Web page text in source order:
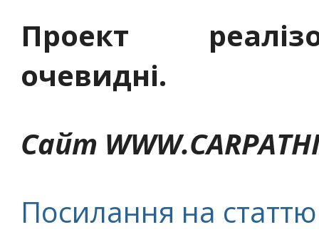
Проект
очевидні.
Сайт
Посилання на статтю